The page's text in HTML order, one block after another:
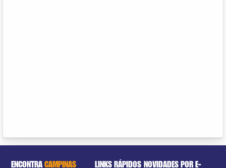
ENCONTRACAMPINAS LINKS RÁPIDOS NOVIDADES POR E-